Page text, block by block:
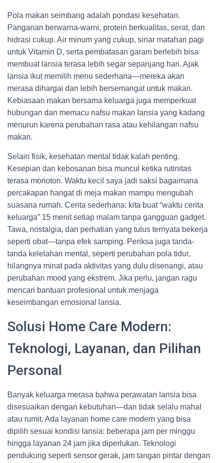
Pola makan seimbang adalah pondasi kesehatan.
Panganan berwarna-warni, protein berkualitas, serat, dan
hidrasi cukup. Air minum yang cukup, sinar matahari pagi
untuk Vitamin D, serta pembatasan garam berlebih bisa
membuat lansia terasa lebih segar sepanjang hari. Ajak
lansia ikut memilih menu sederhana—mereka akan
merasa dihargai dan lebih bersemangat untuk makan.
Kebiasaan makan bersama keluarga juga memperkuat
hubungan dan memacu nafsu makan lansia yang kadang
menurun karena perubahan rasa atau kehilangan nafsu
makan.
Selain fisik, kesehatan mental tidak kalah penting.
Kesepian dan kebosanan bisa muncul ketika rutinitas
terasa monoton. Waktu kecil saya jadi saksi bagaimana
percakapan hangat di meja makan mampu mengubah
suasana rumah. Cerita sederhana: kita buat “waktu cerita
keluarga” 15 menit setiap malam tanpa gangguan gadget.
Tawa, nostalgia, dan perhatian yang tulus ternyata bekerja
seperti obat—tanpa efek samping. Periksa juga tanda-
tanda kelelahan mental, seperti perubahan pola tidur,
hilangnya minat pada aktivitas yang dulu disenangi, atau
perubahan mood yang ekstrem. Jika perlu, jangan ragu
mencari bantuan profesional untuk menjaga
keseimbangan emosional lansia.
Solusi Home Care Modern:
Teknologi, Layanan, dan Pilihan
Personal
Banyak keluarga merasa bahwa perawatan lansia bisa
disesuaikan dengan kebutuhan—dan tidak selalu mahal
atau rumit. Ada layanan home care modern yang bisa
dipilih sesuai kondisi lansia: beberapa jam per minggu
hingga layanan 24 jam jika diperlukan. Teknologi
pendukung seperti sensor gerak, jam tangan pintar dengan